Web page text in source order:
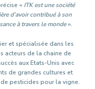
« ITK est une société
d’avoir contribué à son
à travers le monde».
et spécialisée dans les
acteurs de la chaine de
aux Etats-Unis avec
de grandes cultures et
pesticides pour la vigne.